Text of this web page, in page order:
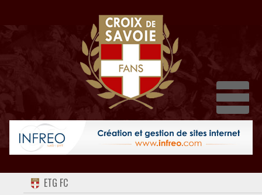
ACCUEILETG FC